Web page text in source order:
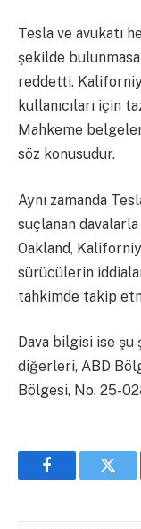
Tesla ve avukatı
şekilde
reddetti.
kullanıcıları için
Mahkeme
söz konusudur.
Aynı zamanda
suçlanan davalarla
Oakland,
sürücülerin
tahkimde takip
Dava bilgisi ise
diğerleri, ABD
Bölgesi, No. 25-
Facebook